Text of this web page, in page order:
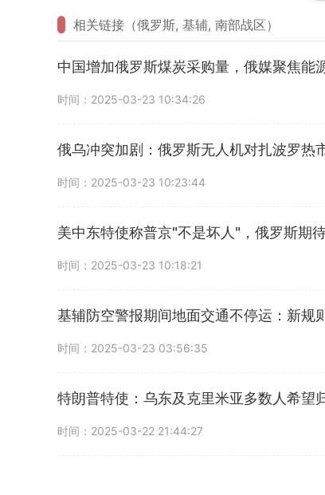
相关链接（俄罗斯, 基辅, 南部战区）
中国增加俄罗斯煤炭采购量，俄媒聚焦能
时间：2025-03-23 10:34:26
俄乌冲突加剧：俄罗斯无人机对扎波罗热
时间：2025-03-23 10:23:44
美中东特使称普京"不是坏人"，俄罗斯期
时间：2025-03-23 10:18:21
基辅防空警报期间地面交通不停运：新规
时间：2025-03-23 03:56:35
特朗普特使：乌东及克里米亚多数人希望
时间：2025-03-22 21:44:27